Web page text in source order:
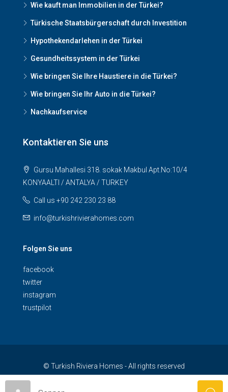
Wie kauft man Immobilien in der Türkei?
Türkische Staatsbürgerschaft durch Investition
Hypothekendarlehen in der Türkei
Gesundheitssystem in der Türkei
Wie bringen Sie Ihre Haustiere in die Türkei?
Wie bringen Sie Ihr Auto in die Türkei?
Nachkaufservice
Kontaktieren Sie uns
Gursu Mahallesi 318. sokak Makbul Apt.No:10/4
KONYAALTI / ANTALYA / TURKEY
Call us +90 242 230 23 88
info@turkishrivierahomes.com
Folgen Sie uns
facebook
twitter
instagram
trustpilot
© Turkish Riviera Homes - All rights reserved